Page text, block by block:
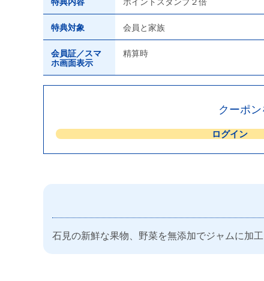
特典対象 会員と家族
会員証／スマ
ホ画面表示
精算時
クーポ
ログイン
石見の新鮮な果物、野菜を無添加でジャムに加